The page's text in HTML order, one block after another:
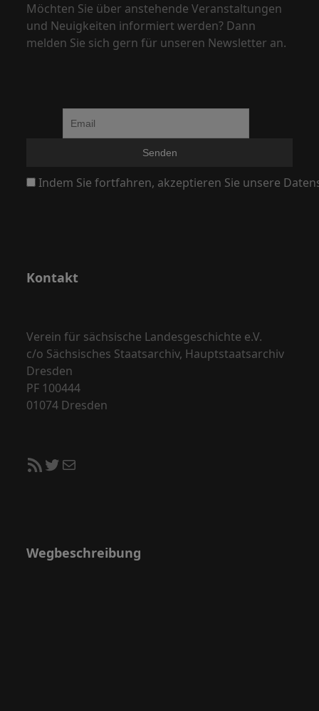
Möchten Sie über anstehende Veranstaltungen
und Neuigkeiten informiert werden? Dann
melden Sie sich gern für unseren Newsletter an.
Indem Sie fortfahren, akzeptieren Sie unsere
Kontakt
Verein für sächsische Landesgeschichte e.V.
c/o Sächsisches Staatsarchiv, Hauptstaatsarchiv
Dresden
PF 100444
01074 Dresden
RSS-FeedTwitter
E-Mail
Wegbeschreibung